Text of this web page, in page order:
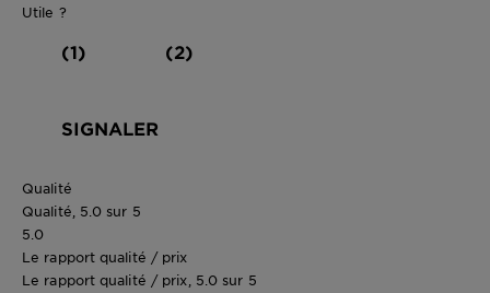
Utile ?
(1) (2)
SIGNALER
Qualité
Qualité, 5.0 sur 5
5.0
Le rapport qualité / prix
Le rapport qualité / prix, 5.0 sur 5